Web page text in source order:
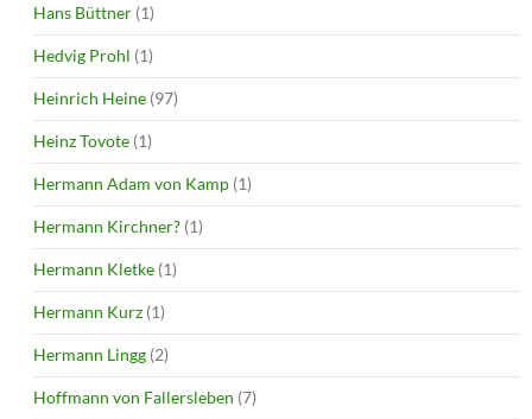
Hans Büttner (1)
Hedvig Prohl (1)
Heinrich Heine (97)
Heinz Tovote (1)
Hermann Adam von Kamp (1)
Hermann Kirchner? (1)
Hermann Kletke (1)
Hermann Kurz (1)
Hermann Lingg (2)
Hoffmann von Fallersleben (7)